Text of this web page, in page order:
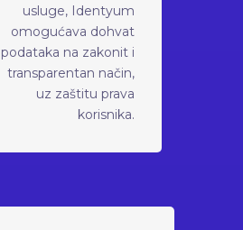
usluge, Identyum
omogućava dohvat
podataka na zakonit i
transparentan način,
uz zaštitu prava
korisnika.